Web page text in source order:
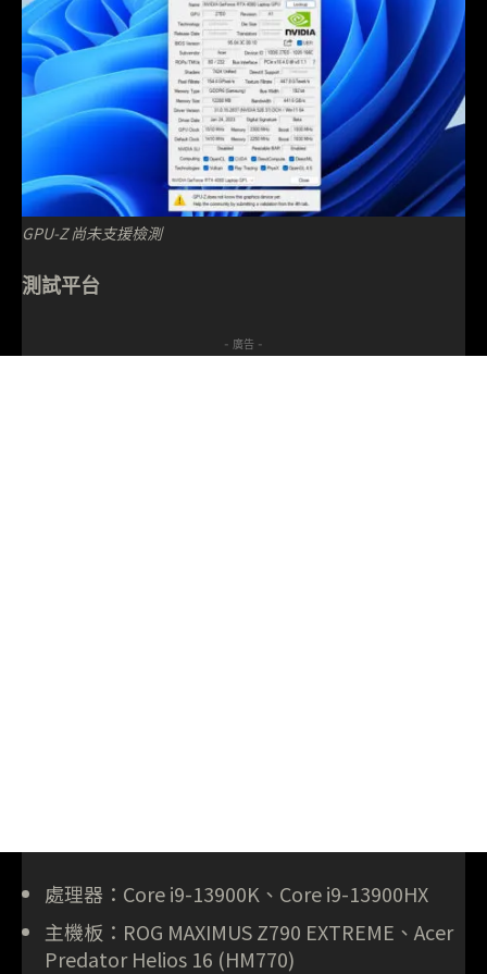
GPU-Z 尚未支援檢測
測試平台
- 廣告 -
處理器：Core i9-13900K、Core i9-13900HX
主機板：ROG MAXIMUS Z790 EXTREME、Acer
Predator Helios 16 (HM770)